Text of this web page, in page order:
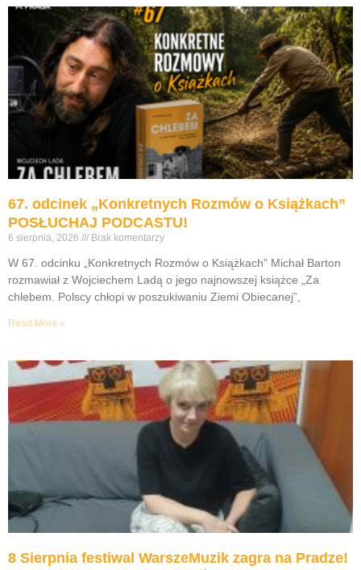
67. odcinek „Konkretnych Rozmów o Książkach”
POSŁUCHAJ PODCASTU!
6 sierpnia, 2026 Brak komentarzy
W 67. odcinku „Konkretnych Rozmów o Książkach” Michał Barton
rozmawiał z Wojciechem Ladą o jego najnowszej książce „Za
chlebem. Polscy chłopi w poszukiwaniu Ziemi Obiecanej”,
Read More »
8 Sierpnia festiwal WarszeMuzik zagra na Pradze!